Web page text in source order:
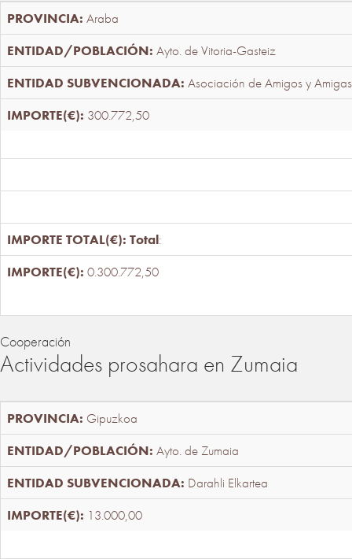
Araba
Ayto. de Vitoria-Gasteiz
Asociación de Amigos y
300.772,50
Total:
0.300.772,50
Cooperación
Actividades prosahara en Zumaia
Gipuzkoa
Ayto. de Zumaia
Darahli Elkartea
13.000,00